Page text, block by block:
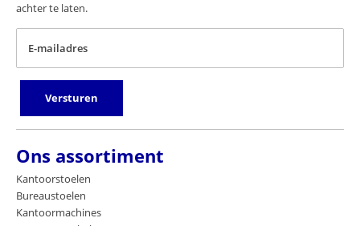
achter te laten.
E-mailadres
Versturen
Ons assortiment
Kantoorstoelen
Bureaustoelen
Kantoormachines